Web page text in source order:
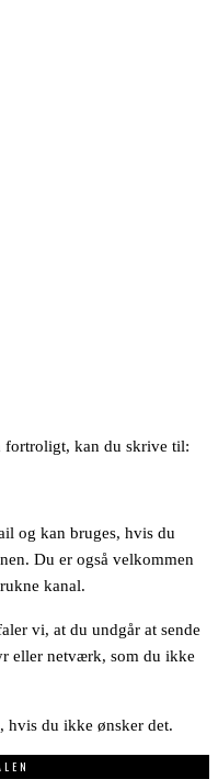
fortroligt, kan du skrive til:
og kan bruges, hvis du
Du er også velkommen
kanal.
vi, at du undgår at sende
eller netværk, som du ikke
hvis du ikke ønsker det.